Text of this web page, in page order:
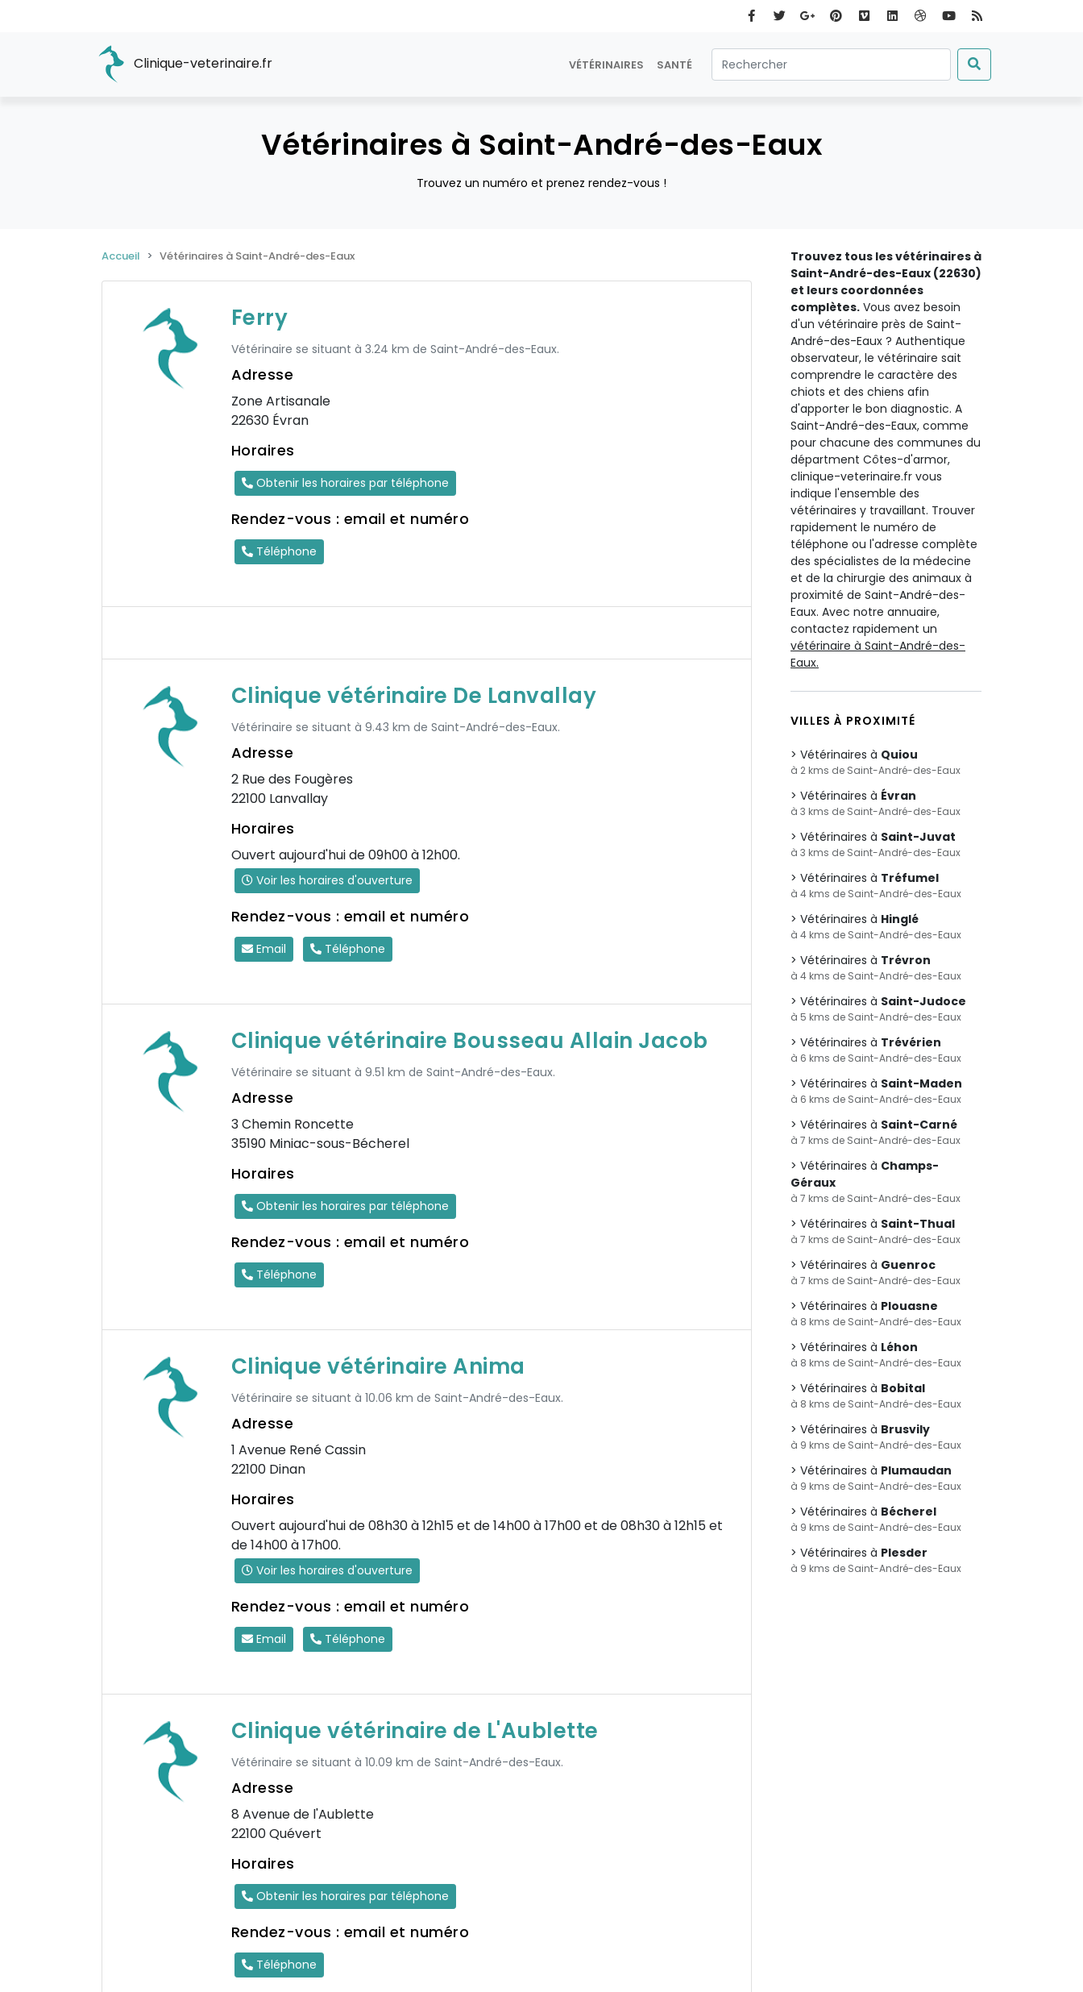
Clinique-veterinaire.fr VÉTÉRINAIRES SANTÉ
Vétérinaires à Saint-André-des-Eaux
Trouvez un numéro et prenez rendez-vous !
Accueil Vétérinaires à Saint-André-des-Eaux
Ferry
Vétérinaire se situant à 3.24 km de Saint-André-des-Eaux.
Adresse
Zone Artisanale
22630 Évran
Horaires
Obtenir les horaires par téléphone
Rendez-vous : email et numéro
Téléphone
Clinique vétérinaire De Lanvallay
Vétérinaire se situant à 9.43 km de Saint-André-des-Eaux.
Adresse
2 Rue des Fougères
22100 Lanvallay
Horaires
Ouvert aujourd'hui de 09h00 à 12h00.
Voir les horaires d'ouverture
Rendez-vous : email et numéro
Email Téléphone
Clinique vétérinaire Bousseau Allain Jacob
Vétérinaire se situant à 9.51 km de Saint-André-des-Eaux.
Adresse
3 Chemin Roncette
35190 Miniac-sous-Bécherel
Horaires
Obtenir les horaires par téléphone
Rendez-vous : email et numéro
Téléphone
Clinique vétérinaire Anima
Vétérinaire se situant à 10.06 km de Saint-André-des-Eaux.
Adresse
1 Avenue René Cassin
22100 Dinan
Horaires
Ouvert aujourd'hui de 08h30 à 12h15 et de 14h00 à 17h00 et de 08h30 à 12h15 et
de 14h00 à 17h00.
Voir les horaires d'ouverture
Rendez-vous : email et numéro
Email Téléphone
Clinique vétérinaire de L'Aublette
Vétérinaire se situant à 10.09 km de Saint-André-des-Eaux.
Adresse
8 Avenue de l'Aublette
22100 Quévert
Horaires
Obtenir les horaires par téléphone
Rendez-vous : email et numéro
Téléphone
Trouvez tous les vétérinaires à
Saint-André-des-Eaux (22630)
et leurs coordonnées
complètes. Vous avez besoin
d'un vétérinaire près de Saint-
André-des-Eaux ? Authentique
observateur, le vétérinaire sait
comprendre le caractère des
chiots et des chiens afin
d'apporter le bon diagnostic. A
Saint-André-des-Eaux, comme
pour chacune des communes du
départment Côtes-d'armor,
clinique-veterinaire.fr vous
indique l'ensemble des
vétérinaires y travaillant. Trouver
rapidement le numéro de
téléphone ou l'adresse complète
des spécialistes de la médecine
et de la chirurgie des animaux à
proximité de Saint-André-des-
Eaux. Avec notre annuaire,
contactez rapidement un
vétérinaire à Saint-André-des-
Eaux.
VILLES À PROXIMITÉ
Vétérinaires à Quiou
à 2 kms de Saint-André-des-Eaux
Vétérinaires à Évran
à 3 kms de Saint-André-des-Eaux
Vétérinaires à Saint-Juvat
à 3 kms de Saint-André-des-Eaux
Vétérinaires à Tréfumel
à 4 kms de Saint-André-des-Eaux
Vétérinaires à Hinglé
à 4 kms de Saint-André-des-Eaux
Vétérinaires à Trévron
à 4 kms de Saint-André-des-Eaux
Vétérinaires à Saint-Judoce
à 5 kms de Saint-André-des-Eaux
Vétérinaires à Trévérien
à 6 kms de Saint-André-des-Eaux
Vétérinaires à Saint-Maden
à 6 kms de Saint-André-des-Eaux
Vétérinaires à Saint-Carné
à 7 kms de Saint-André-des-Eaux
Vétérinaires à Champs-
Géraux
à 7 kms de Saint-André-des-Eaux
Vétérinaires à Saint-Thual
à 7 kms de Saint-André-des-Eaux
Vétérinaires à Guenroc
à 7 kms de Saint-André-des-Eaux
Vétérinaires à Plouasne
à 8 kms de Saint-André-des-Eaux
Vétérinaires à Léhon
à 8 kms de Saint-André-des-Eaux
Vétérinaires à Bobital
à 8 kms de Saint-André-des-Eaux
Vétérinaires à Brusvily
à 9 kms de Saint-André-des-Eaux
Vétérinaires à Plumaudan
à 9 kms de Saint-André-des-Eaux
Vétérinaires à Bécherel
à 9 kms de Saint-André-des-Eaux
Vétérinaires à Plesder
à 9 kms de Saint-André-des-Eaux